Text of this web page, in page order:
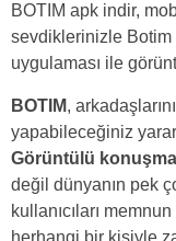
BOTIM apk indir,
sevdiklerinizle Botim
uygulaması ile
BOTIM,
yapabileceğiniz
Görüntülü konuşma
değil dünyanın pek
kullanıcıları